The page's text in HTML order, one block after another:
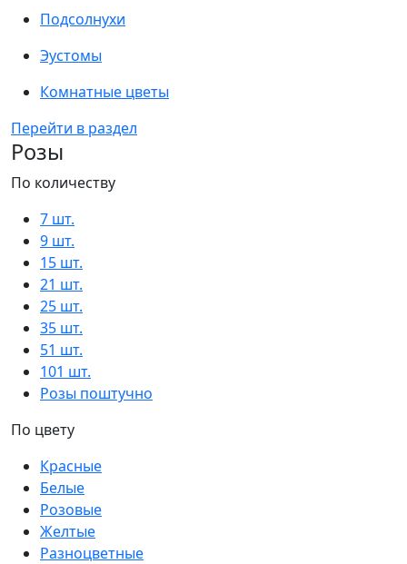
Подсолнухи
Эустомы
Комнатные цветы
Перейти в раздел
Розы
По количеству
7 шт.
9 шт.
15 шт.
21 шт.
25 шт.
35 шт.
51 шт.
101 шт.
Розы поштучно
По цвету
Красные
Белые
Розовые
Желтые
Разноцветные